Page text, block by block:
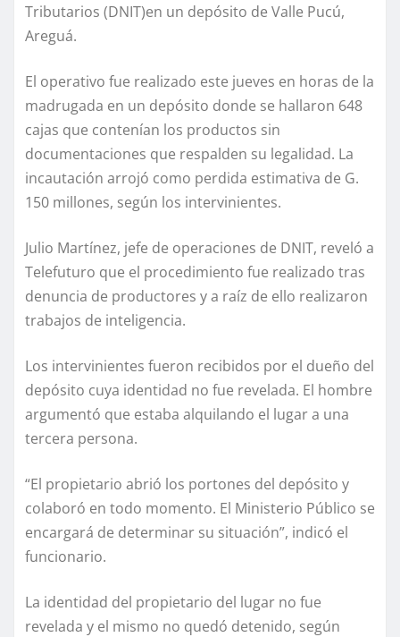
Tributarios (DNIT)en un depósito de Valle Pucú,
Areguá.
El operativo fue realizado este jueves en horas de la
madrugada en un depósito donde se hallaron 648
cajas que contenían los productos sin
documentaciones que respalden su legalidad. La
incautación arrojó como perdida estimativa de G.
150 millones, según los intervinientes.
Julio Martínez, jefe de operaciones de DNIT, reveló a
Telefuturo que el procedimiento fue realizado tras
denuncia de productores y a raíz de ello realizaron
trabajos de inteligencia.
Los intervinientes fueron recibidos por el dueño del
depósito cuya identidad no fue revelada. El hombre
argumentó que estaba alquilando el lugar a una
tercera persona.
“El propietario abrió los portones del depósito y
colaboró en todo momento. El Ministerio Público se
encargará de determinar su situación”, indicó el
funcionario.
La identidad del propietario del lugar no fue
revelada y el mismo no quedó detenido, según